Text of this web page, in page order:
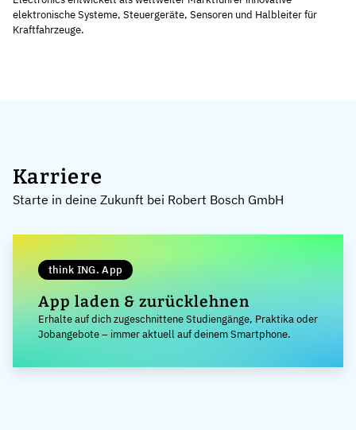
elektronische Systeme, Steuergeräte, Sensoren und Halbleiter für
Kraftfahrzeuge.
Karriere
Starte in deine Zukunft bei Robert Bosch GmbH
think ING. App
App laden & zurücklehnen
Erhalte auf dich zugeschnittene Studiengänge, Praktika oder
Jobangebote – immer aktuell auf deinem Smartphone.